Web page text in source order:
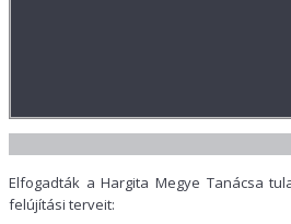
Elfogadták a Hargita Megye Tanácsa
felújítási terveit: